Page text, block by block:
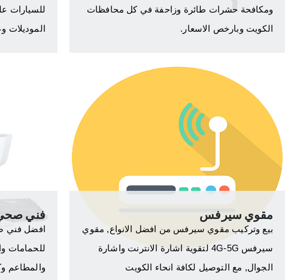
ومكافحة حشرات طائرة وزاحفة في كل محافظات
الكويت وبارخص الاسعار.
للسيارات
الموديلات
مقوي سيرفس
بيع وتركيب مقوي سيرفس من افضل الانواع, مقوي
سيرفس 4G-5G لتقوية اشارة الانترنت واشارة
الجوال, مع التوصيل لكافة انحاء الكويت
فني
افضل فني
للحمامات
والمطاعم